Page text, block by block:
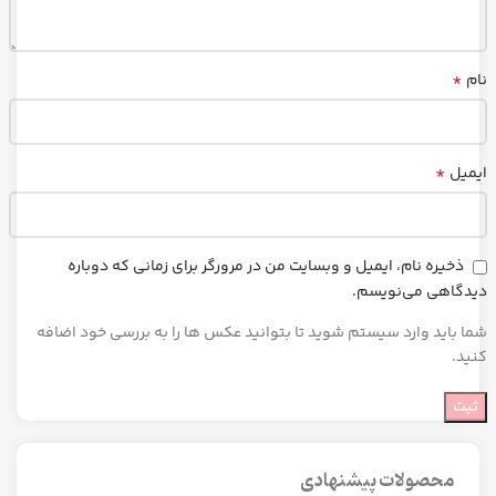
نام *
ایمیل *
ذخیره نام، ایمیل و وبسایت من در مرورگر برای زمانی که دوباره
دیدگاهی می‌نویسم.
شما باید وارد سیستم شوید تا بتوانید عکس ها را به بررسی خود اضافه
کنید.
محصولات پیشنهادی